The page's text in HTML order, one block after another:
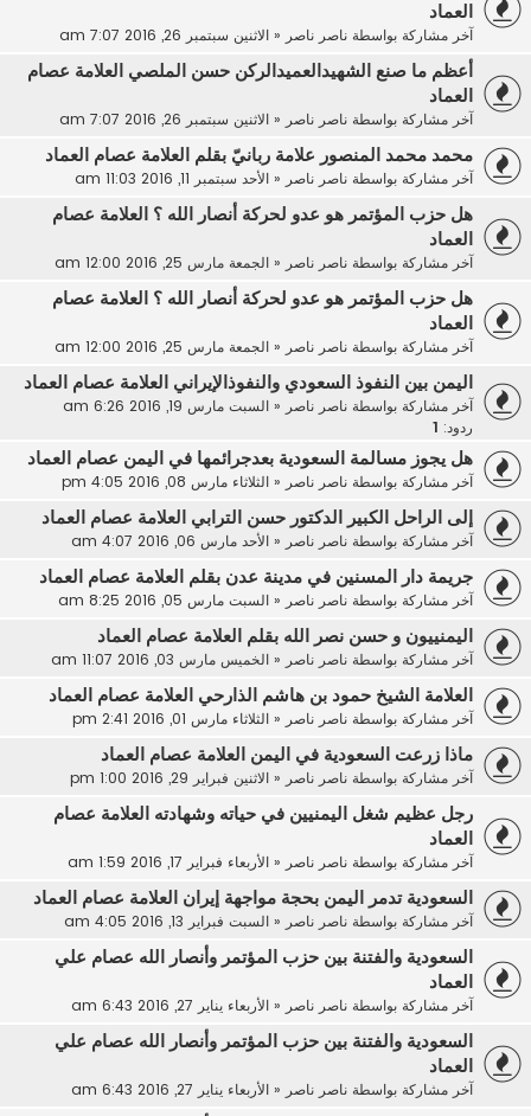
العماد
آخر مشاركة بواسطة ناصر ناصر« الاثنين سبتمبر 26, 2016 7:07 am
أعظم ما صنع الشهيدالعميدالركن حسن الملصي العلامة عصام
العماد
آخر مشاركة بواسطة ناصر ناصر« الاثنين سبتمبر 26, 2016 7:07 am
محمد محمد المنصور علامة ربانيّ بقلم العلامة عصام العماد
آخر مشاركة بواسطة ناصر ناصر« الأحد سبتمبر 11, 2016 11:03 am
هل حزب المؤتمر هو عدو لحركة أنصار الله ؟ العلامة عصام
العماد
آخر مشاركة بواسطة ناصر ناصر« الجمعة مارس 25, 2016 12:00 am
هل حزب المؤتمر هو عدو لحركة أنصار الله ؟ العلامة عصام
العماد
آخر مشاركة بواسطة ناصر ناصر« الجمعة مارس 25, 2016 12:00 am
اليمن بين النفوذ السعودي والنفوذالإيراني العلامة عصام العماد
آخر مشاركة بواسطة ناصر ناصر« السبت مارس 19, 2016 6:26 am
ردود:
هل يجوز مسالمة السعودية بعدجرائمها في اليمن عصام العماد
آخر مشاركة بواسطة ناصر ناصر« الثلاثاء مارس 08, 2016 4:05 pm
إلى الراحل الكبير الدكتور حسن الترابي العلامة عصام العماد
آخر مشاركة بواسطة ناصر ناصر« الأحد مارس 06, 2016 4:07 am
جريمة دار المسنين في مدينة عدن بقلم العلامة عصام العماد
آخر مشاركة بواسطة ناصر ناصر« السبت مارس 05, 2016 8:25 am
اليمنييون و حسن نصر الله بقلم العلامة عصام العماد
آخر مشاركة بواسطة ناصر ناصر« الخميس مارس 03, 2016 11:07 am
العلامة الشيخ حمود بن هاشم الذارحي العلامة عصام العماد
آخر مشاركة بواسطة ناصر ناصر« الثلاثاء مارس 01, 2016 2:41 pm
ماذا زرعت السعودية في اليمن العلامة عصام العماد
آخر مشاركة بواسطة ناصر ناصر« الاثنين فبراير 29, 2016 1:00 pm
رجل عظيم شغل اليمنيين في حياته وشهادته العلامة عصام
العماد
آخر مشاركة بواسطة ناصر ناصر« الأربعاء فبراير 17, 2016 1:59 am
السعودية تدمر اليمن بحجة مواجهة إيران العلامة عصام العماد
آخر مشاركة بواسطة ناصر ناصر« السبت فبراير 13, 2016 4:05 am
السعودية والفتنة بين حزب المؤتمر وأنصار الله عصام علي
العماد
آخر مشاركة بواسطة ناصر ناصر« الأربعاء يناير 27, 2016 6:43 am
السعودية والفتنة بين حزب المؤتمر وأنصار الله عصام علي
العماد
آخر مشاركة بواسطة ناصر ناصر« الأربعاء يناير 27, 2016 6:43 am